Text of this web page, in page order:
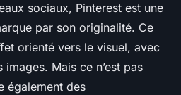
sociaux, Pinterest est une
par son originalité. Ce
orienté vers le visuel, avec
Mais ce n’est pas
également des